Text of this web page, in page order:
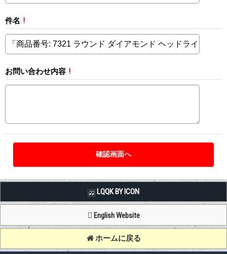
件名 !
お問い合わせ内容 !
LQQK BY ICON
English Website
ホームに戻る